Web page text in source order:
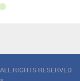
RIGHTS RESERVED.